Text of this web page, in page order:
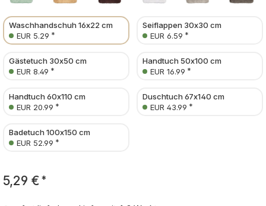
Waschhandschuh 16x22 cm
EUR 5.29 *
Seiflappen 30x30 cm
EUR 6.59 *
Gästetuch 30x50 cm
EUR 8.49 *
Handtuch 50x100 cm
EUR 16.99 *
Handtuch 60x110 cm
EUR 20.99 *
Duschtuch 67x140 cm
EUR 43.99 *
Badetuch 100x150 cm
EUR 52.99 *
5,29 € *